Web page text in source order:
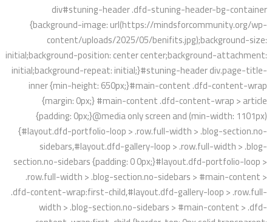
div#stuning-header .dfd-stuning-header-bg-container
{background-image: url(https://mindsforcommunity.org/wp-
content/uploads/2025/05/benifits.jpg);background-size:
initial;background-position: center center;background-attachment:
initial;background-repeat: initial;}#stuning-header div.page-title-
inner {min-height: 650px;}#main-content .dfd-content-wrap
{margin: 0px;} #main-content .dfd-content-wrap > article
{padding: 0px;}@media only screen and (min-width: 1101px)
{#layout.dfd-portfolio-loop > .row.full-width > .blog-section.no-
sidebars,#layout.dfd-gallery-loop > .row.full-width > .blog-
section.no-sidebars {padding: 0 0px;}#layout.dfd-portfolio-loop >
.row.full-width > .blog-section.no-sidebars > #main-content >
.dfd-content-wrap:first-child,#layout.dfd-gallery-loop > .row.full-
width > .blog-section.no-sidebars > #main-content > .dfd-